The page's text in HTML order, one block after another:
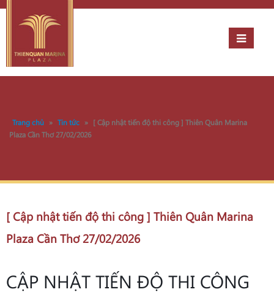
Trang chủ » Tin tức » [ Cập nhật tiến độ thi công ] Thiên Quân Marina
Plaza Cần Thơ 27/02/2026
[ Cập nhật tiến độ thi công ] Thiên Quân Marina
Plaza Cần Thơ 27/02/2026
CẬP NHẬT TIẾN ĐỘ THI CÔNG